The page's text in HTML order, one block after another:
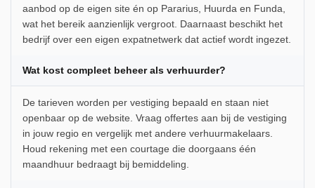
aanbod op de eigen site én op Pararius, Huurda en Funda,
wat het bereik aanzienlijk vergroot. Daarnaast beschikt het
bedrijf over een eigen expatnetwerk dat actief wordt ingezet.
Wat kost compleet beheer als verhuurder?
De tarieven worden per vestiging bepaald en staan niet
openbaar op de website. Vraag offertes aan bij de vestiging
in jouw regio en vergelijk met andere verhuurmakelaars.
Houd rekening met een courtage die doorgaans één
maandhuur bedraagt bij bemiddeling.